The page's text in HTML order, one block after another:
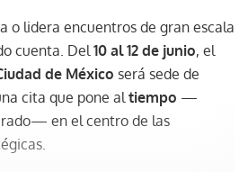
o lidera encuentros de gran escala
cuenta. Del10 al 12 de junio, el
de México será sede de
cita que pone altiempo —
en el centro de las